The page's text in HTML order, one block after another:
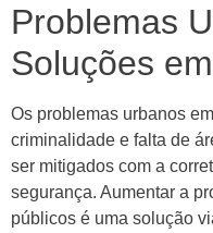
Problemas
Soluções
Os problemas urbanos
criminalidade e falta de
ser mitigados com a
segurança. Aumentar a
públicos é uma solução